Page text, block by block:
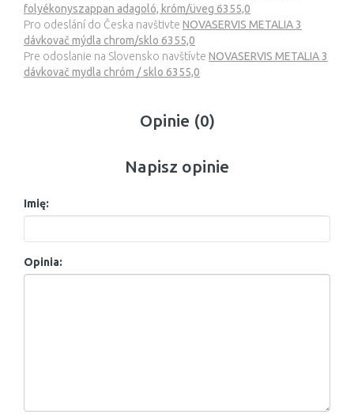
folyékonyszappan adagoló, króm/üveg 6355,0
Pro odeslání do Česka navštivte NOVASERVIS METALIA 3
dávkovač mýdla chrom/sklo 6355,0
Pre odoslanie na Slovensko navštívte NOVASERVIS METALIA 3
dávkovač mydla chróm / sklo 6355,0
Opinie (0)
Napisz opinie
Imię:
Opinia: